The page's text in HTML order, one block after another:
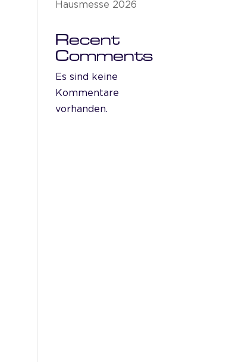
Hausmesse 2026
Recent
Comments
Es sind keine
Kommentare
vorhanden.